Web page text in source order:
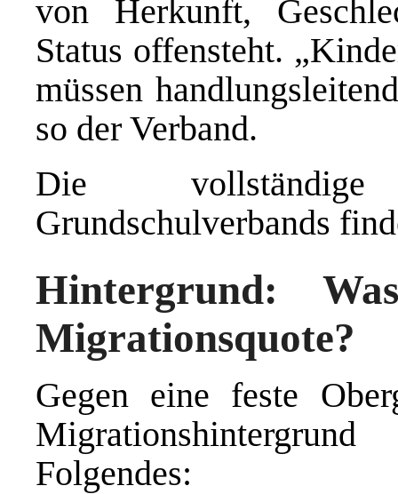
von Herkunft,
Status offensteht.
müssen
so der Verband.
Die
Grundschulverbands
Hintergrund:
Migrationsquote?
Gegen eine feste
Folgendes: